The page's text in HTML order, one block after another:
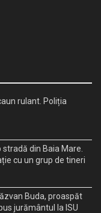
rulant. Poliția
din Baia Mare.
cu un grup de tineri
Buda, proaspăt
jurământul la ISU